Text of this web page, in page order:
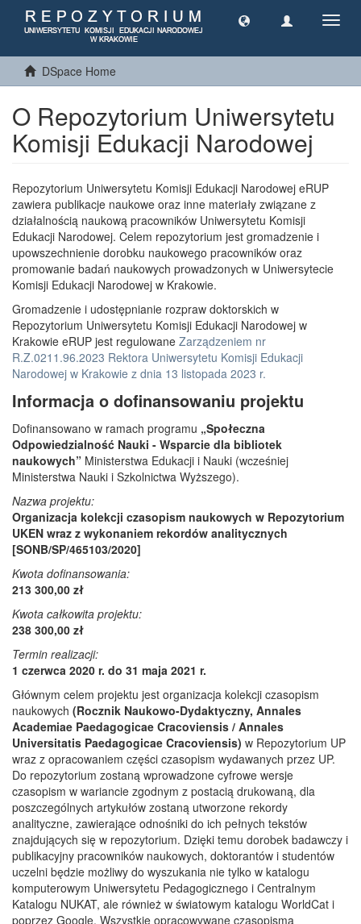
DSpace Home
O Repozytorium Uniwersytetu
Komisji Edukacji Narodowej
Repozytorium Uniwersytetu Komisji Edukacji Narodowej eRUP
zawiera publikacje naukowe oraz inne materiały związane z
działalnością naukową pracowników Uniwersytetu Komisji
Edukacji Narodowej. Celem repozytorium jest gromadzenie i
upowszechnienie dorobku naukowego pracowników oraz
promowanie badań naukowych prowadzonych w Uniwersytecie
Komisji Edukacji Narodowej w Krakowie.
Gromadzenie i udostępnianie rozpraw doktorskich w
Repozytorium Uniwersytetu Komisji Edukacji Narodowej w
Krakowie eRUP jest regulowane Zarządzeniem nr
R.Z.0211.96.2023 Rektora Uniwersytetu Komisji Edukacji
Narodowej w Krakowie z dnia 13 listopada 2023 r.
Informacja o dofinansowaniu projektu
Dofinansowano w ramach programu „Społeczna
Odpowiedzialność Nauki - Wsparcie dla bibliotek
naukowych” Ministerstwa Edukacji i Nauki (wcześniej
Ministerstwa Nauki i Szkolnictwa Wyższego).
Nazwa projektu:
Organizacja kolekcji czasopism naukowych w Repozytorium
UKEN wraz z wykonaniem rekordów analitycznych
[SONB/SP/465103/2020]
Kwota dofinansowania:
213 300,00 zł
Kwota całkowita projektu:
238 300,00 zł
Termin realizacji:
1 czerwca 2020 r. do 31 maja 2021 r.
Głównym celem projektu jest organizacja kolekcji czasopism
naukowych (Rocznik Naukowo-Dydaktyczny, Annales
Academiae Paedagogicae Cracoviensis / Annales
Universitatis Paedagogicae Cracoviensis) w Repozytorium UP
wraz z opracowaniem części czasopism wydawanych przez UP.
Do repozytorium zostaną wprowadzone cyfrowe wersje
czasopism w wariancie zgodnym z postacią drukowaną, dla
poszczególnych artykułów zostaną utworzone rekordy
analityczne, zawierające odnośniki do ich pełnych tekstów
znajdujących się w repozytorium. Dzięki temu dorobek badawczy i
publikacyjny pracowników naukowych, doktorantów i studentów
uczelni będzie możliwy do wyszukania nie tylko w katalogu
komputerowym Uniwersytetu Pedagogicznego i Centralnym
Katalogu NUKAT, ale również w światowym katalogu WorldCat i
poprzez Google. Wszystkie opracowywane czasopisma